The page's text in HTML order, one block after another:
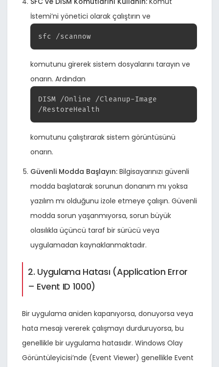
İstemi’ni yönetici olarak çalıştırın ve
sfc /scannow
komutunu girerek sistem dosyalarını tarayın ve
onarın. Ardından
DISM /Online /Cleanup-Image
/RestoreHealth
komutunu çalıştırarak sistem görüntüsünü
onarın.
Güvenli Modda Başlayın: Bilgisayarınızı güvenli
modda başlatarak sorunun donanım mı yoksa
yazılım mı olduğunu izole etmeye çalışın. Güvenli
modda sorun yaşanmıyorsa, sorun büyük
olasılıkla üçüncü taraf bir sürücü veya
uygulamadan kaynaklanmaktadır.
2. Uygulama Hatası (Application Error
– Event ID 1000)
Bir uygulama aniden kapanıyorsa, donuyorsa veya
hata mesajı vererek çalışmayı durduruyorsa, bu
genellikle bir uygulama hatasıdır. Windows Olay
Görüntüleyicisi’nde (Event Viewer) genellikle Event